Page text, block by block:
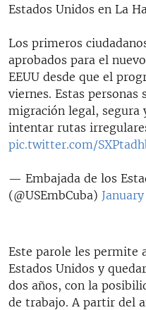
Estados Unidos en La
Los primeros
aprobados para el
EEUU desde que el
viernes. Estas personas
migración legal, segura
intentar rutas
pic.twitter.com/
— Embajada de los
(@USEmbCuba)
Este parole les permite
Estados Unidos y
dos años, con la
de trabajo. A partir del